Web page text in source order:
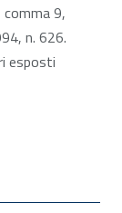
9,
n. 626.
esposti